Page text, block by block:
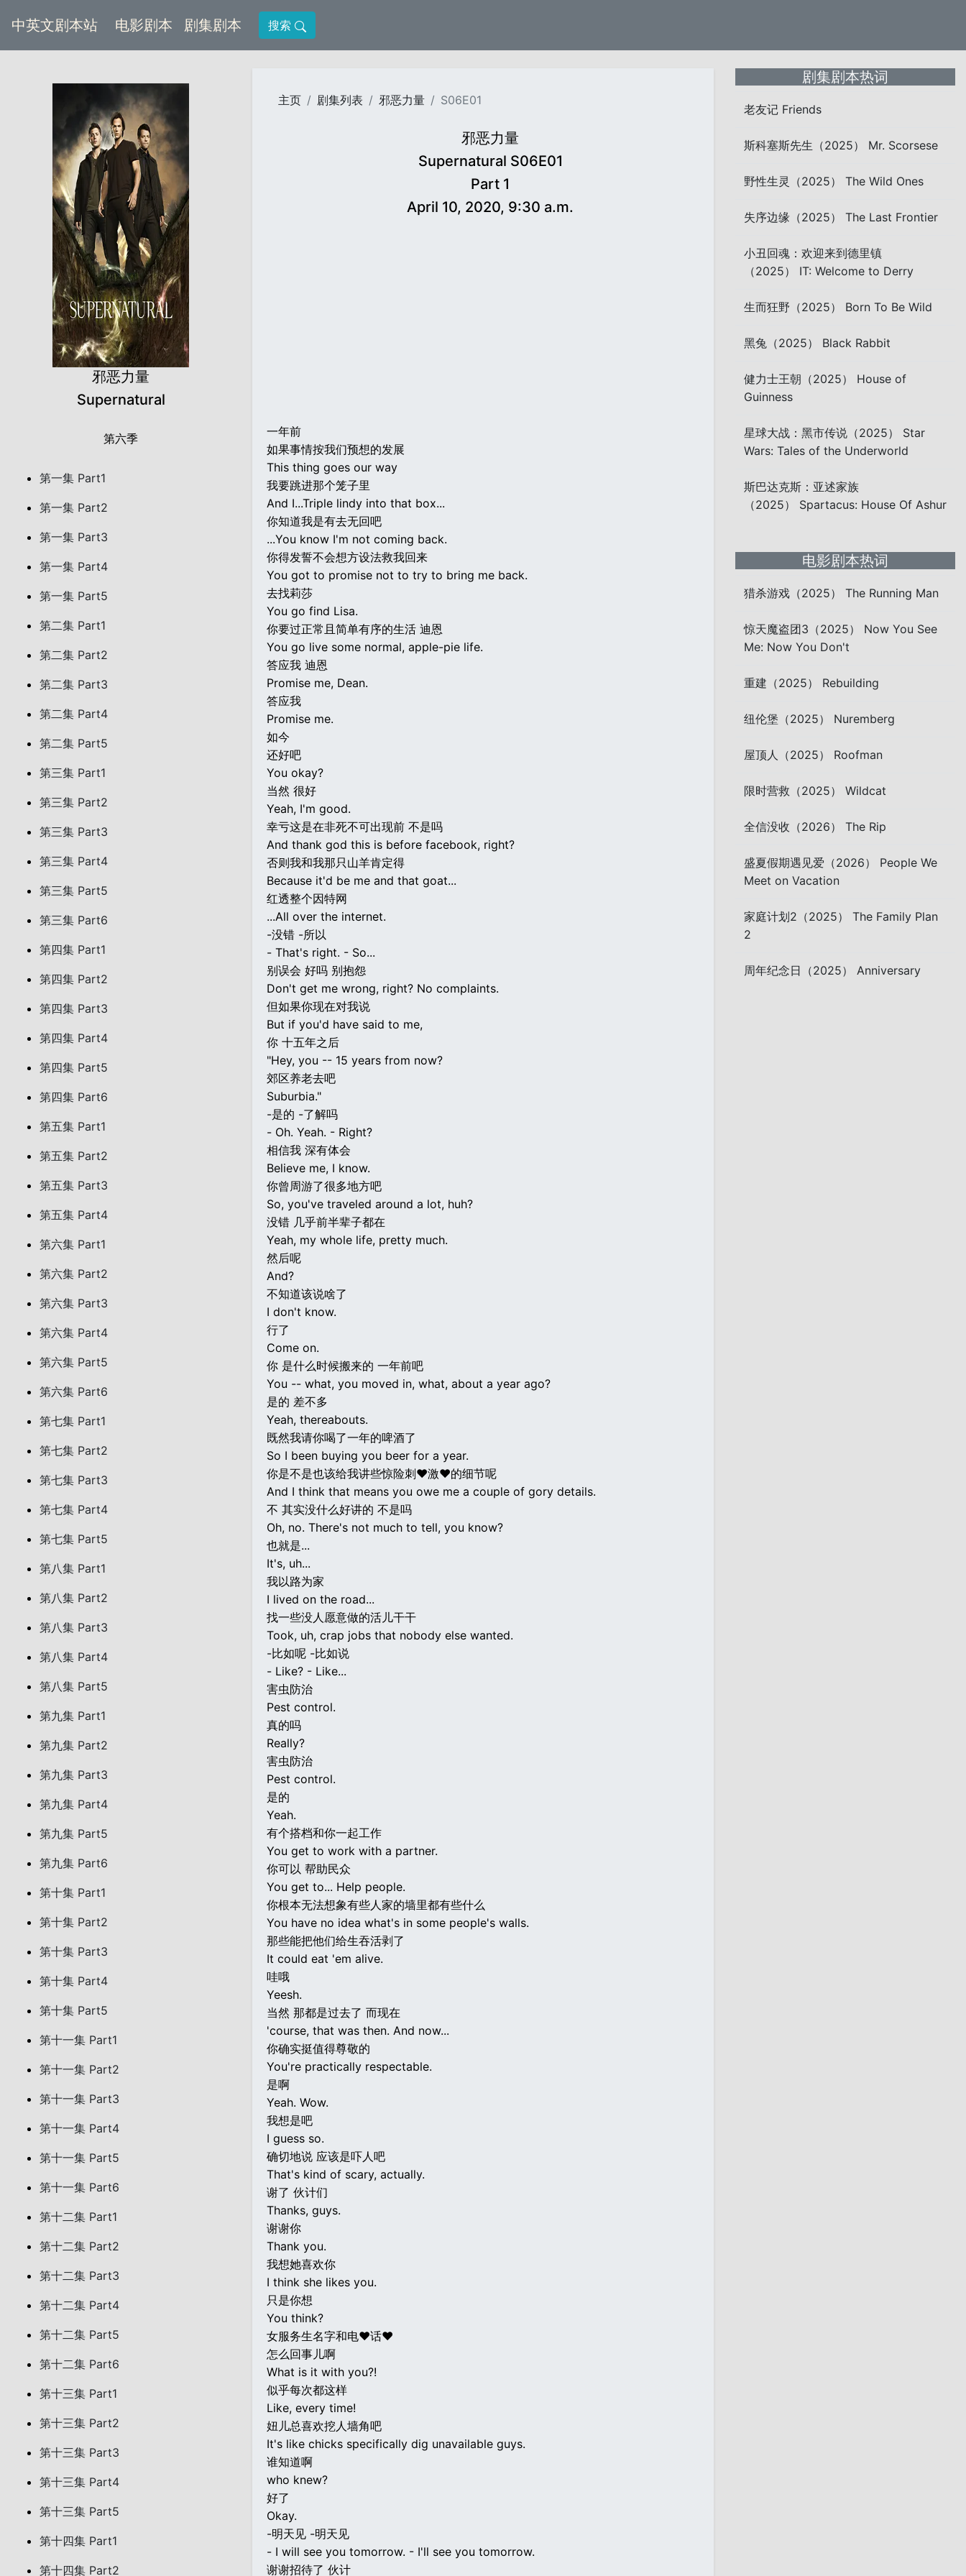
中英文剧本站 电影剧本 (current)
剧集剧本 (current)
搜索
邪恶力量
Supernatural
第六季
第一集 Part1
第一集 Part2
第一集 Part3
第一集 Part4
第一集 Part5
第二集 Part1
第二集 Part2
第二集 Part3
第二集 Part4
第二集 Part5
第三集 Part1
第三集 Part2
第三集 Part3
第三集 Part4
第三集 Part5
第三集 Part6
第四集 Part1
第四集 Part2
第四集 Part3
第四集 Part4
第四集 Part5
第四集 Part6
第五集 Part1
第五集 Part2
第五集 Part3
第五集 Part4
第六集 Part1
第六集 Part2
第六集 Part3
第六集 Part4
第六集 Part5
第六集 Part6
第七集 Part1
第七集 Part2
第七集 Part3
第七集 Part4
第七集 Part5
第八集 Part1
第八集 Part2
第八集 Part3
第八集 Part4
第八集 Part5
第九集 Part1
第九集 Part2
第九集 Part3
第九集 Part4
第九集 Part5
第九集 Part6
第十集 Part1
第十集 Part2
第十集 Part3
第十集 Part4
第十集 Part5
第十一集 Part1
第十一集 Part2
第十一集 Part3
第十一集 Part4
第十一集 Part5
第十一集 Part6
第十二集 Part1
第十二集 Part2
第十二集 Part3
第十二集 Part4
第十二集 Part5
第十二集 Part6
第十三集 Part1
第十三集 Part2
第十三集 Part3
第十三集 Part4
第十三集 Part5
第十四集 Part1
第十四集 Part2
主页 剧集列表 邪恶力量 S06E01
邪恶力量
Supernatural S06E01
Part 1
April 10, 2020, 9:30 a.m.
一年前
如果事情按我们预想的发展
This thing goes our way
我要跳进那个笼子里
And I...Triple lindy into that box...
你知道我是有去无回吧
...You know I'm not coming back.
你得发誓不会想方设法救我回来
You got to promise not to try to bring me back.
去找莉莎
You go find Lisa.
你要过正常且简单有序的生活 迪恩
You go live some normal, apple-pie life.
答应我 迪恩
Promise me, Dean.
答应我
Promise me.
如今
还好吧
You okay?
当然 很好
Yeah, I'm good.
幸亏这是在非死不可出现前 不是吗
And thank god this is before facebook, right?
否则我和我那只山羊肯定得
Because it'd be me and that goat...
红透整个因特网
...All over the internet.
-没错 -所以
- That's right. - So...
别误会 好吗 别抱怨
Don't get me wrong, right? No complaints.
但如果你现在对我说
But if you'd have said to me,
你 十五年之后
"Hey, you -- 15 years from now?
郊区养老去吧
Suburbia."
-是的 -了解吗
- Oh. Yeah. - Right?
相信我 深有体会
Believe me, I know.
你曾周游了很多地方吧
So, you've traveled around a lot, huh?
没错 几乎前半辈子都在
Yeah, my whole life, pretty much.
然后呢
And?
不知道该说啥了
I don't know.
行了
Come on.
你 是什么时候搬来的 一年前吧
You -- what, you moved in, what, about a year ago?
是的 差不多
Yeah, thereabouts.
既然我请你喝了一年的啤酒了
So I been buying you beer for a year.
你是不是也该给我讲些惊险刺♥激♥的细节呢
And I think that means you owe me a couple of gory details.
不 其实没什么好讲的 不是吗
Oh, no. There's not much to tell, you know?
也就是...
It's, uh...
我以路为家
I lived on the road...
找一些没人愿意做的活儿干干
Took, uh, crap jobs that nobody else wanted.
-比如呢 -比如说
- Like? - Like...
害虫防治
Pest control.
真的吗
Really?
害虫防治
Pest control.
是的
Yeah.
有个搭档和你一起工作
You get to work with a partner.
你可以 帮助民众
You get to... Help people.
你根本无法想象有些人家的墙里都有些什么
You have no idea what's in some people's walls.
那些能把他们给生吞活剥了
It could eat 'em alive.
哇哦
Yeesh.
当然 那都是过去了 而现在
'course, that was then. And now...
你确实挺值得尊敬的
You're practically respectable.
是啊
Yeah. Wow.
我想是吧
I guess so.
确切地说 应该是吓人吧
That's kind of scary, actually.
谢了 伙计们
Thanks, guys.
谢谢你
Thank you.
我想她喜欢你
I think she likes you.
只是你想
You think?
女服务生名字和电♥话♥
怎么回事儿啊
What is it with you?!
似乎每次都这样
Like, every time!
妞儿总喜欢挖人墙角吧
It's like chicks specifically dig unavailable guys.
谁知道啊
who knew?
好了
Okay.
-明天见 -明天见
- I will see you tomorrow. - I'll see you tomorrow.
谢谢招待了 伙计
剧集剧本热词
老友记 Friends
斯科塞斯先生（2025） Mr. Scorsese
野性生灵（2025） The Wild Ones
失序边缘（2025） The Last Frontier
小丑回魂：欢迎来到德里镇
（2025） IT: Welcome to Derry
生而狂野（2025） Born To Be Wild
黑兔（2025） Black Rabbit
健力士王朝（2025） House of
Guinness
星球大战：黑市传说（2025） Star
Wars: Tales of the Underworld
斯巴达克斯：亚述家族
（2025） Spartacus: House Of Ashur
电影剧本热词
猎杀游戏（2025） The Running Man
惊天魔盗团3（2025） Now You See
Me: Now You Don't
重建（2025） Rebuilding
纽伦堡（2025） Nuremberg
屋顶人（2025） Roofman
限时营救（2025） Wildcat
全信没收（2026） The Rip
盛夏假期遇见爱（2026） People We
Meet on Vacation
家庭计划2（2025） The Family Plan
2
周年纪念日（2025） Anniversary